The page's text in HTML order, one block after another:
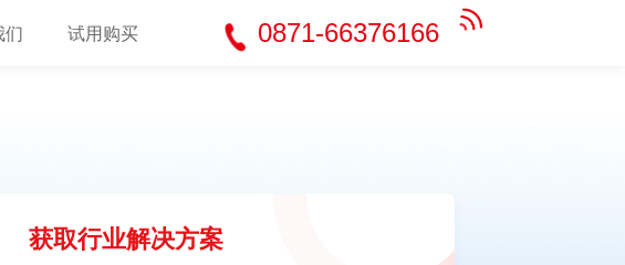
们 试用购买 0871-66376166
获取行业解决方案